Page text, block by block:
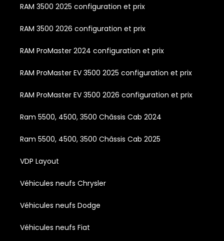
RAM 3500 2025 configuration et prix
RAM 3500 2026 configuration et prix
RAM ProMaster 2024 configuration et prix
RAM ProMaster EV 3500 2025 configuration et prix
RAM ProMaster EV 3500 2026 configuration et prix
Ram 5500, 4500, 3500 Châssis Cab 2024
Ram 5500, 4500, 3500 Châssis Cab 2025
VDP Layout
Véhicules neufs Chrysler
Véhicules neufs Dodge
Véhicules neufs Fiat